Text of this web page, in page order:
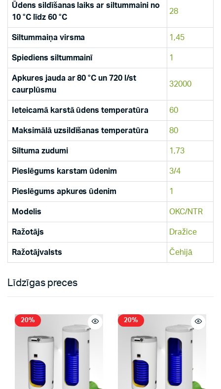
Ūdens sildīšanas laiks ar siltummaini no
10 °C līdz 60 °C
28
Siltummaiņa virsma 1,45
Spiediens siltummainī 1
Apkures jauda ar 80 °C un 720 l/st
caurplūsmu
32000
Ieteicamā karstā ūdens temperatūra 60
Maksimālā uzsildīšanas temperatūra 80
Siltuma zudumi 1,73
Pieslēgums karstam ūdenim 3/4
Pieslēgums apkures ūdenim 1
Modelis OKC/NTR
Ražotājs Dražice
Ražotājvalsts Čehijā
Līdzīgas preces
20% 20%